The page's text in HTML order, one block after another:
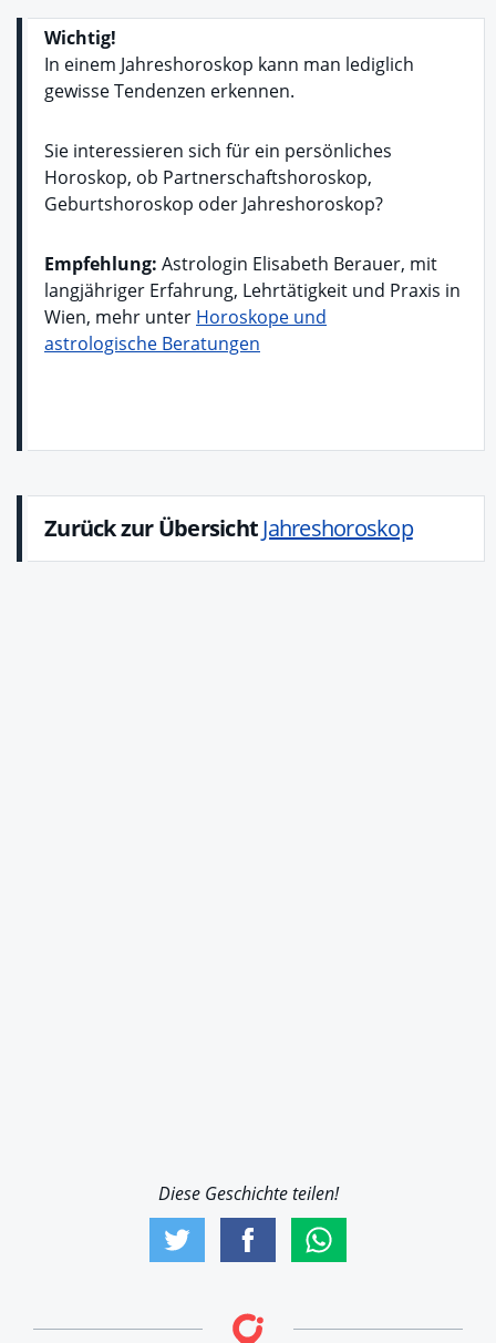
Wichtig!
In einem Jahreshoroskop kann man lediglich
gewisse Tendenzen erkennen.
Sie interessieren sich für ein persönliches
Horoskop, ob Partnerschaftshoroskop,
Geburtshoroskop oder Jahreshoroskop?
Empfehlung: Astrologin Elisabeth Berauer, mit
langjähriger Erfahrung, Lehrtätigkeit und Praxis in
Wien, mehr unter Horoskope und
astrologische Beratungen
Zurück zur ÜbersichtJahreshoroskop
Diese Geschichte teilen!